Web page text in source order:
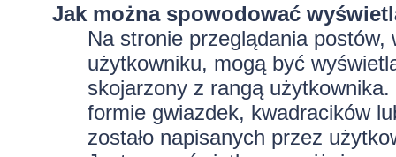
Jak można spowodować
Na stronie przeglądania
użytkowniku, mogą być
skojarzony z rangą
formie gwiazdek, kwadracików
zostało napisanych przez